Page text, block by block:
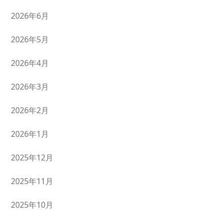
2026年6月
2026年5月
2026年4月
2026年3月
2026年2月
2026年1月
2025年12月
2025年11月
2025年10月